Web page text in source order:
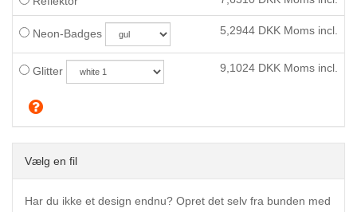
Neon-Badges 5,2944 DKK Moms incl.
Glitter 9,1024 DKK Moms incl.
Vælg en fil
Har du ikke et design endnu? Opret det selv fra bunden med